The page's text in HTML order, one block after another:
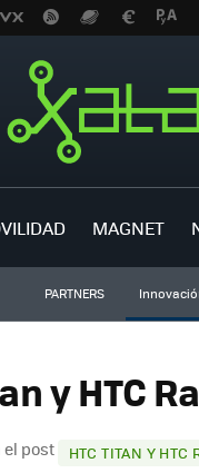
MAGNET
PARTNERS
y HTC
el post HTC TITAN Y HTC